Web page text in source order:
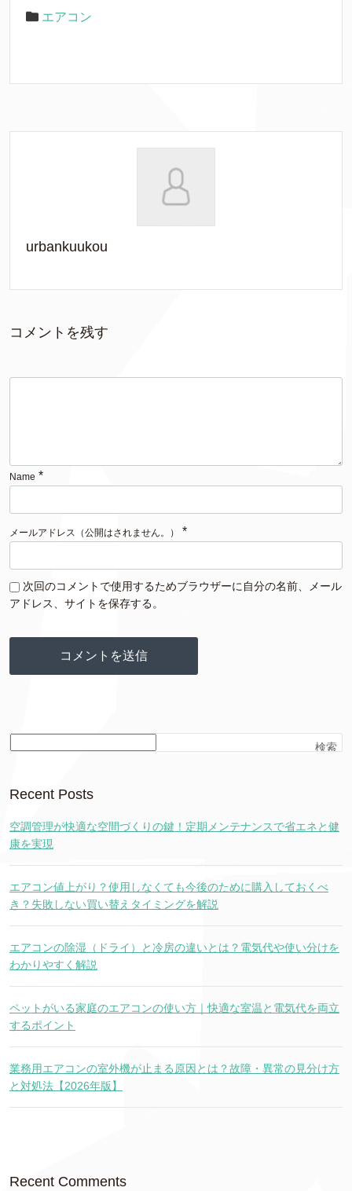
エアコン
urbankuukou
コメントを残す
Name *
メールアドレス（公開はされません。） *
次回のコメントで使用するためブラウザーに自分の名前、メール
アドレス、サイトを保存する。
検索
Recent Posts
空調管理が快適な空間づくりの鍵！定期メンテナンスで省エネと健
康を実現
エアコン値上がり？使用しなくても今後のために購入しておくべ
き？失敗しない買い替えタイミングを解説
エアコンの除湿（ドライ）と冷房の違いとは？電気代や使い分けを
わかりやすく解説
ペットがいる家庭のエアコンの使い方｜快適な室温と電気代を両立
するポイント
業務用エアコンの室外機が止まる原因とは？故障・異常の見分け方
と対処法【2026年版】
Recent Comments